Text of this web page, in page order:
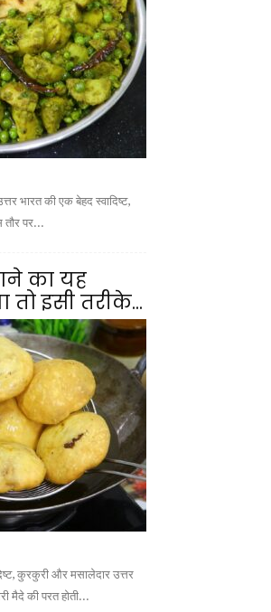
भारत की एक बेहद स्वादिष्ट,
तौर पर...
का यह
तो इसी तरीके...
कुरकुरी और मसालेदार उत्तर
मैदे की परत होती...